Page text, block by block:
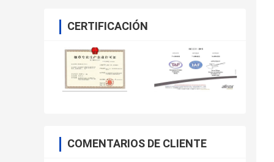
CERTIFICACIÓN
COMENTARIOS DE CLIENTE